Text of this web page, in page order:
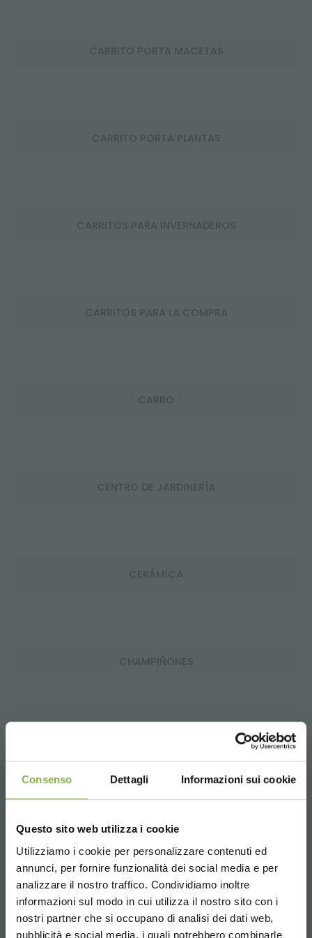
Consenso Dettagli Informazioni sui cookie
Questo sito web utilizza i cookie
Utilizziamo i cookie per personalizzare contenuti ed
annunci, per fornire funzionalità dei social media e per
analizzare il nostro traffico. Condividiamo inoltre
informazioni sul modo in cui utilizza il nostro sito con i
nostri partner che si occupano di analisi dei dati web,
pubblicità e social media, i quali potrebbero combinarle
CARRITO PORTA MACETAS
CARRITO PORTA PLANTAS
CARRITOS PARA INVERNADEROS
CARRITOS PARA LA COMPRA
CARRO
CENTRO DE JARDINERÍA
CERÁMICA
CHAMPIÑONES
CONFECCIÓN DE TIENDAS
CONSEJOS PARA EL VERDE